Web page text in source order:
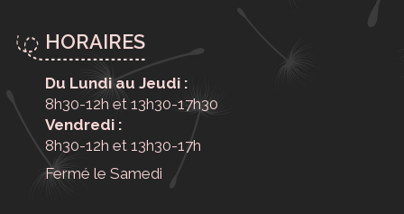
HORAIRES
Du Lundi au Jeudi :
8h30-12h et 13h30-17h30
Vendredi :
8h30-12h et 13h30-17h
Fermé le Samedi